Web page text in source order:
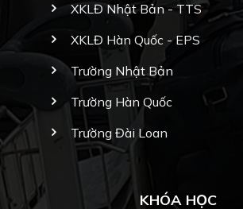
XKLĐ Nhật Bản - TTS
XKLĐ Hàn Quốc - EPS
Trường Nhật Bản
Trường Hàn Quốc
Trường Đài Loan
KHÓA HỌC